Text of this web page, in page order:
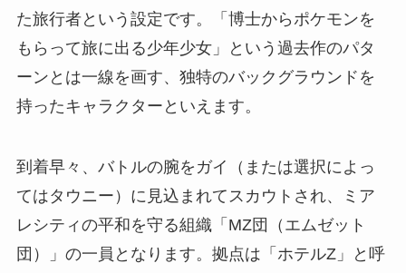
た旅行者という設定です。「博士からポケモンを
もらって旅に出る少年少女」という過去作のパタ
ーンとは一線を画す、独特のバックグラウンドを
持ったキャラクターといえます。
到着早々、バトルの腕をガイ（または選択によっ
てはタウニー）に見込まれてスカウトされ、ミア
レシティの平和を守る組織「MZ団（エムゼット
団）」の一員となります。拠点は「ホテルZ」と呼